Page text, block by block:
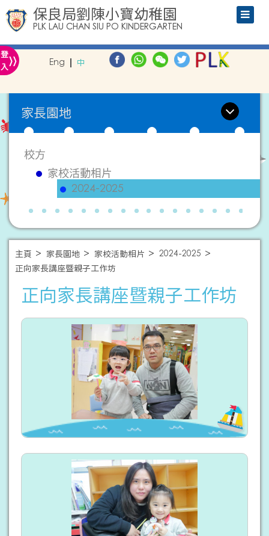
保良局劉陳小寶幼稚園
PLK LAU CHAN SIU PO KINDERGARTEN
登
入» Eng 中
家長園地
校方
家校活動相片
2024-2025
主頁 家長園地 家校活動相片
2024-2025
正向家長講座暨親子工作坊
正向家長講座暨親子工作坊